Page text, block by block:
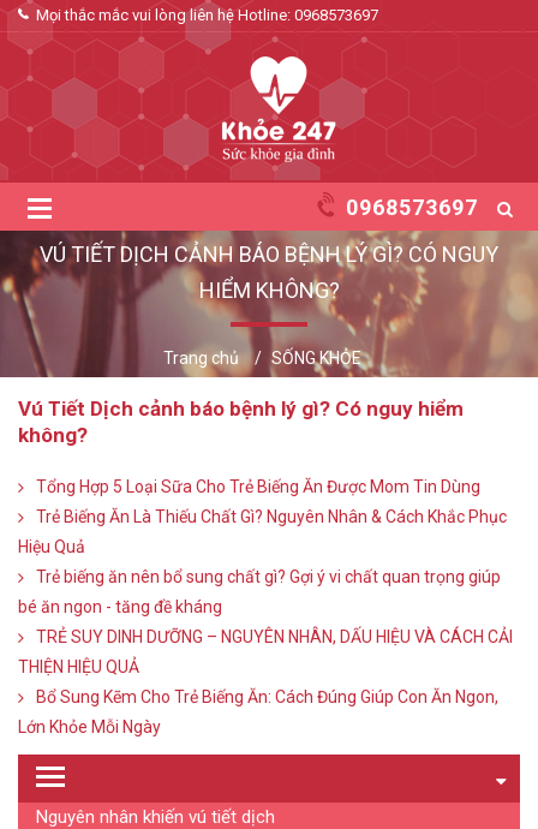
Mọi thắc mắc vui lòng liên hệ Hotline: 0968573697
0968573697
VÚ TIẾT DỊCH CẢNH BÁO BỆNH LÝ GÌ? CÓ NGUY
HIỂM KHÔNG?
Trang chủ SỐNG KHỎE
Vú Tiết Dịch cảnh báo bệnh lý gì? Có nguy hiểm
không?
Tổng Hợp 5 Loại Sữa Cho Trẻ Biếng Ăn Được Mom Tin Dùng
Trẻ Biếng Ăn Là Thiếu Chất Gì? Nguyên Nhân & Cách Khắc Phục
Hiệu Quả
Trẻ biếng ăn nên bổ sung chất gì? Gợi ý vi chất quan trọng giúp
bé ăn ngon - tăng đề kháng
TRẺ SUY DINH DƯỠNG – NGUYÊN NHÂN, DẤU HIỆU VÀ CÁCH CẢI
THIỆN HIỆU QUẢ
Bổ Sung Kẽm Cho Trẻ Biếng Ăn: Cách Đúng Giúp Con Ăn Ngon,
Lớn Khỏe Mỗi Ngày
Nguyên nhân khiến vú tiết dịch